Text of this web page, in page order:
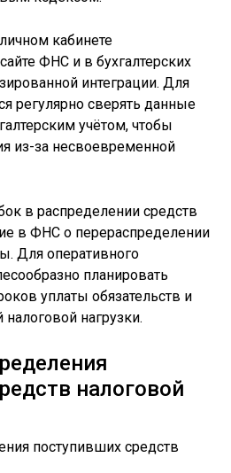
кабинете
ФНС и в бухгалтерских
интеграции. Для
регулярно сверять данные
учётом, чтобы
из-за несвоевременной
в распределении средств
в ФНС о перераспределении
Для оперативного
планировать
уплаты обязательств и
нагрузки.
налоговой